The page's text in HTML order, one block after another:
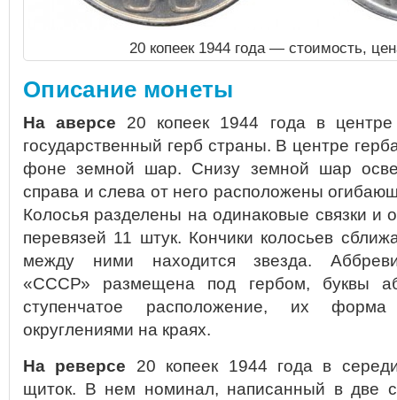
20 копеек 1944 года — стоимость,
Описание монеты
На аверсе 20 копеек 1944 года в
государственный герб страны. В центре
фоне земной шар. Снизу земной шар
справа и слева от него расположены
Колосья разделены на одинаковые связки и
перевязей 11 штук. Кончики колосьев
между ними находится звезда.
«СССР» размещена под гербом, буквы
ступенчатое расположение, их
округлениями на краях.
На реверсе 20 копеек 1944 года в
щиток. В нем номинал, написанный в две